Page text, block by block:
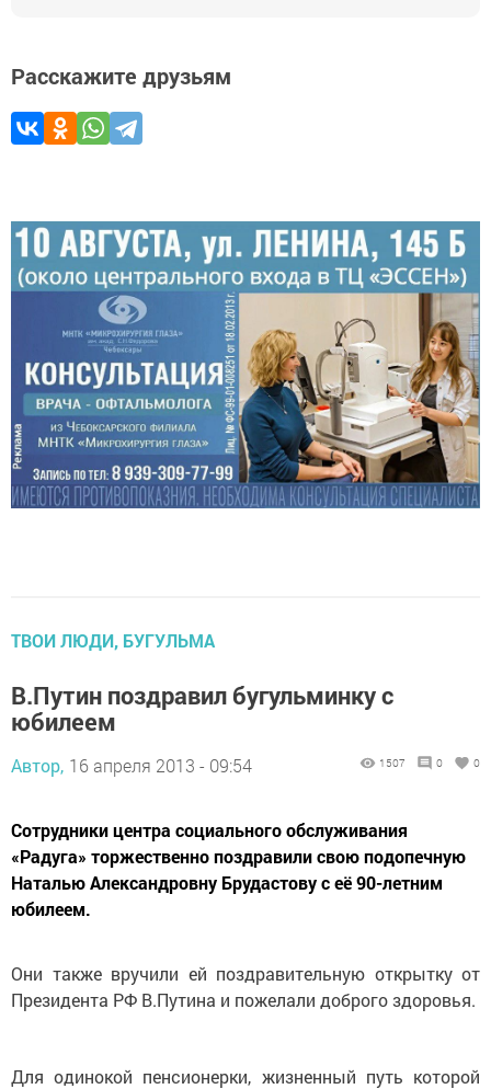
Расскажите друзьям
ТВОИ ЛЮДИ, БУГУЛЬМА
В.Путин поздравил бугульминку с
юбилеем
Автор, 16 апреля 2013 - 09:54 1507 0 0
Сотрудники центра социального обслуживания
«Радуга» торжественно поздравили свою подопечную
Наталью Александровну Брудастову с её 90-летним
юбилеем.
Они также вручили ей поздравительную открытку от
Президента РФ В.Путина и пожелали доброго здоровья.
Для одинокой пенсионерки, жизненный путь которой